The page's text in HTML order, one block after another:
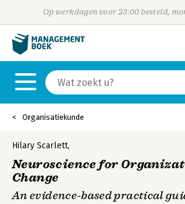
Op werkdagen voor 23:00 besteld,
Organisatiekunde
Hilary Scarlett,
Neuroscience for
Change
An evidence-based practical